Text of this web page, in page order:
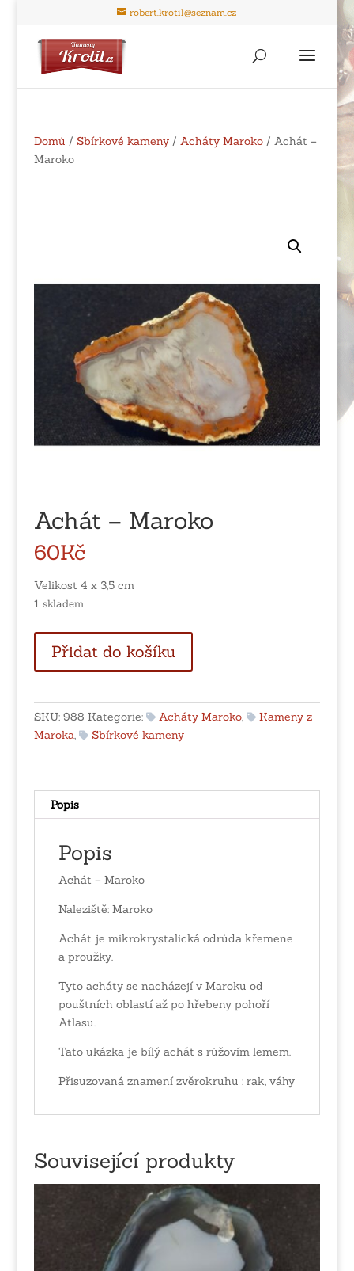
robert.krotil@seznam.cz
Domů / Sbírkové kameny/ Acháty Maroko/ Achát –
Maroko
Achát – Maroko
60Kč
Velikost 4 x 3,5 cm
1 skladem
Maroko
Přidat do košíku
SKU: 988 Kategorie: Acháty Maroko,
Kameny z
Maroka, Sbírkové kameny
Popis
Popis
Achát – Maroko
Naleziště: Maroko
Achát je mikrokrystalická odrůda křemene
a proužky.
Tyto acháty se nacházejí v Maroku od
pouštních oblastí až po hřebeny pohoří
Atlasu.
Tato ukázka je bílý achát s růžovím lemem.
Přisuzovaná znamení zvěrokruhu : rak, váhy
Související produkty